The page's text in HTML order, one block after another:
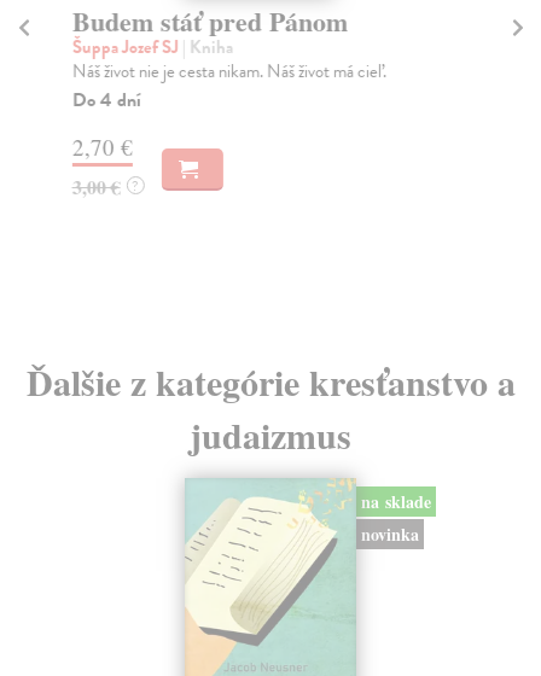
Budem stáť pred Pánom
Šuppa Jozef SJ | Kniha
Náš život nie je cesta nikam. Náš život má cieľ.
Do 4 dní
2,70 €
3,00 € ?
Ďalšie z kategórie kresťanstvo a
judaizmus
na sklade
novinka